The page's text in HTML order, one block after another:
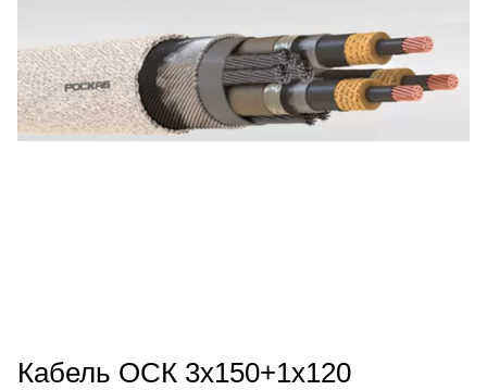
Кабель ОСК 3х150+1х120